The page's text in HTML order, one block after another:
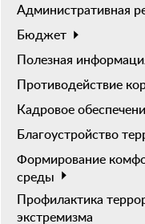
Административная
Бюджет
Полезная
Противодействие
Кадровое
Благоустройство
Формирование
среды
Профилактика
экстремизма